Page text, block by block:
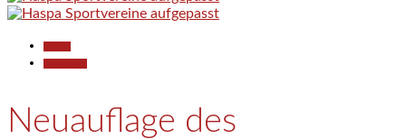
Neuauflage des